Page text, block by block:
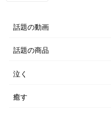
話題の動画
話題の商品
泣く
癒す